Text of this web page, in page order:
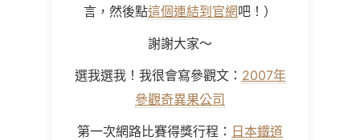
言，然後點這個連結到官網吧！）
謝謝大家～
選我選我！我很會寫參觀文： 2007年
參觀奇異果公司
第一次網路比賽得獎行程： 日本鐵道